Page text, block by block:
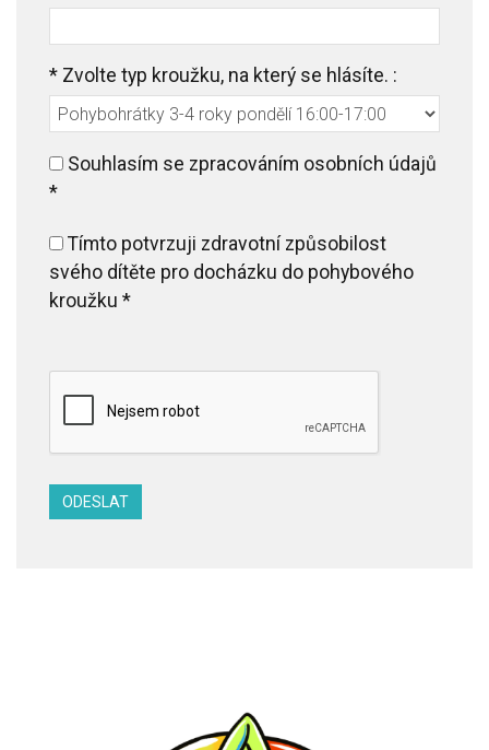
* Zvolte typ kroužku, na který se hlásíte. :
Souhlasím se zpracováním osobních údajů
*
Tímto potvrzuji zdravotní způsobilost
svého dítěte pro docházku do pohybového
kroužku *